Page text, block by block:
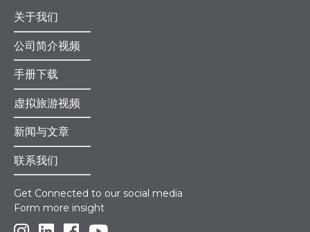
关于我们
公司简介视频
手册下载
虚拟旅游视频
新闻与文章
联系我们
Get Connected to our social media
Form more insight